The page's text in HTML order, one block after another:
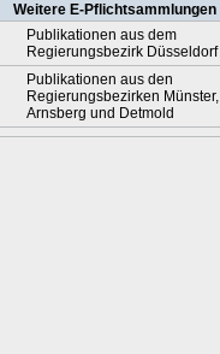
Weitere E-Pflichtsammlungen
Publikationen aus dem
Regierungsbezirk Düsseldorf
Publikationen aus den
Regierungsbezirken Münster,
Arnsberg und Detmold